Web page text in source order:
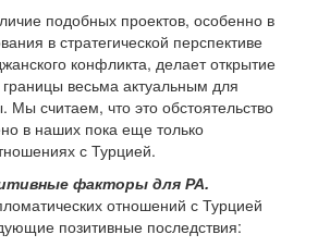
подобных проектов, особенно в
в стратегической перспективе
конфликта, делает открытие
весьма актуальным для
Мы считаем, что это обстоятельство
в наших пока еще только
с Турцией.
факторы для РА.
отношений с Турцией
позитивные последствия: